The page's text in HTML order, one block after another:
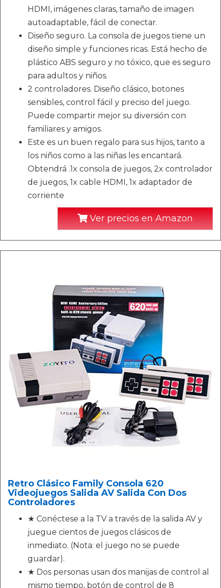
HDMI, imágenes claras, tamaño de imagen
autoadaptable, fácil de conectar.
Diseño seguro. La consola de juegos tiene un
diseño simple y funciones ricas. Está hecho de
plástico ABS seguro y no tóxico, que es seguro
para adultos y niños.
2 controladores. Diseño clásico, botones
sensibles, control fácil y preciso del juego.
Puede compartir mejor su diversión con
familiares y amigos.
Este es un buen regalo para sus hijos, tanto a
los niños como a las niñas les encantará.
Obtendrá .1x consola de juegos, 2x controlador
de juegos, 1x cable HDMI, 1x adaptador de
corriente
Ver precios en Amazon
Retro Clásico Family Consola 620
Videojuegos Salida AV Salida Con Dos
Controladores
★ Conéctese a la TV a través de la salida AV y
juegue cientos de juegos clásicos de
inmediato. (Nota: el juego no se puede
guardar).
★ Dos personas usan dos manijas de control al
mismo tiempo, botón de control de 8